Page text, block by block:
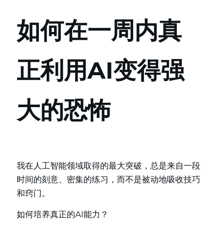
如何在一周内真
正利用AI变得强
大的恐怖
我在人工智能领域取得的最大突破，总是来自一段
时间的刻意、密集的练习，而不是被动地吸收技巧
和窍门。
如何培养真正的AI能力？